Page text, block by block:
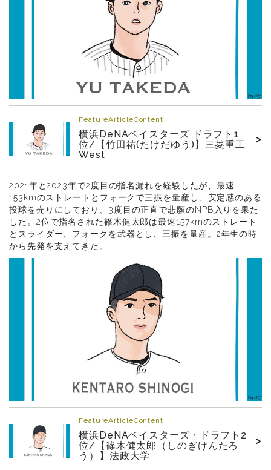
FeatureArticleContent
横浜DeNAベイスターズ ドラフト1
位/【竹田祐(たけだゆう)】三菱重工
West
>
2021年と2023年で2度目の指名漏れを経験したが、最速
153kmのストレートとフォークで三振を量産し、安定感のある
投球を売りにしており、3度目の正直で悲願のNPB入りを果た
した。2位で指名された篠木健太郎は最速157kmのストレート
とスライダー、フォークを武器とし、三振を量産。2年生の時
から先発を支えてきた。
FeatureArticleContent
横浜DeNAベイスターズ・ドラフト2
位/【篠木健太郎（しのぎけんたろ
う）】法政大学
>